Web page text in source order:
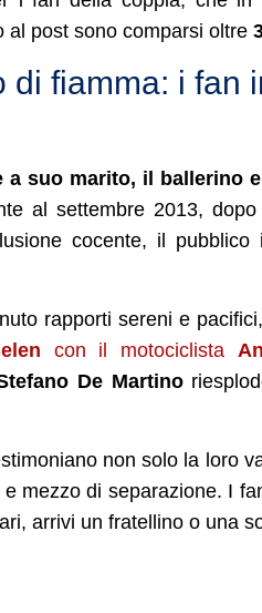
al post sono comparsi oltre
di fiamma: i fan
suo marito, il ballerino
al settembre 2013,
cocente, il
rapporti sereni e
con il motociclista
De Martino
non solo la loro
mezzo di separazione. I
arrivi un fratellino o una